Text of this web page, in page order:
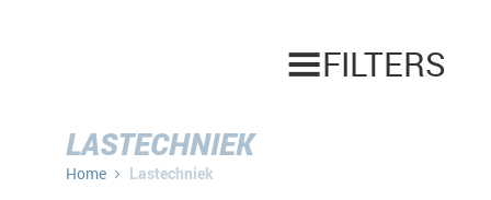
FILTERS
LASTECHNIEK
Home Lastechniek